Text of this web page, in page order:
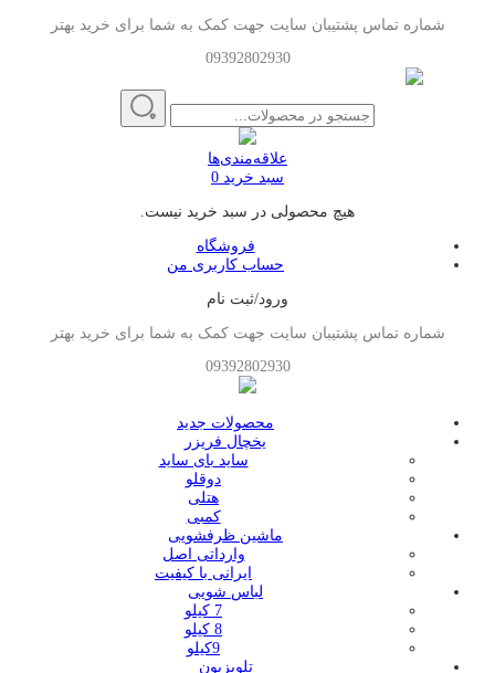
شماره تماس پشتیبان سایت جهت کمک به شما برای خرید بهتر
09392802930
علاقه‌مندی‌ها
سبد خرید 0
هیچ محصولی در سبد خرید نیست.
فروشگاه
حساب کاربری من
ورود/ثبت نام
شماره تماس پشتیبان سایت جهت کمک به شما برای خرید بهتر
09392802930
محصولات جدید
یخچال فریزر
ساید بای ساید
دوقلو
هتلی
کمبی
ماشین ظرفشویی
وارداتی اصل
ایرانی با کیفیت
لباس شویی
7 کیلو
8 کیلو
9کیلو
تلویزیون